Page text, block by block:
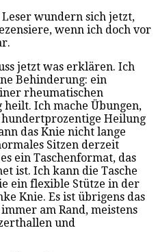
wundern sich jetzt,
wenn ich doch vor
jetzt was erklären. Ich
Behinderung: ein
rheumatischen
Ich mache Übungen,
Heilung
das Knie nicht lange
Sitzen derzeit
ein Taschenformat, das
ist. Ich kann die Tasche
ein flexible Stütze in der
Knie. Es ist übrigens das
am Rand, meistens
und